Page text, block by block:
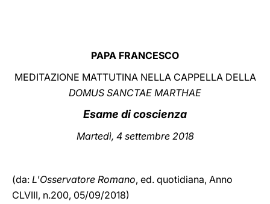
PAPA FRANCESCO
MEDITAZIONE MATTUTINA NELLA CAPPELLA DELLA
DOMUS SANCTAE MARTHAE
Esame di coscienza
Martedì, 4 settembre 2018
(da: L'Osservatore Romano, ed. quotidiana, Anno
CLVIII, n.200, 05/09/2018)